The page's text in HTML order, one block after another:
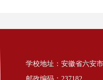
学校地址：安徽省六安